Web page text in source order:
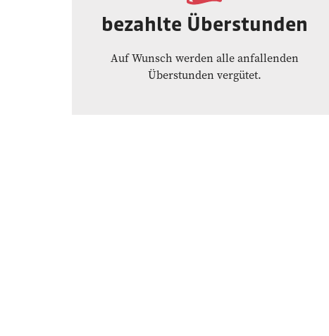
bezahlte Überstunden
Auf Wunsch werden alle anfallenden
Überstunden vergütet.